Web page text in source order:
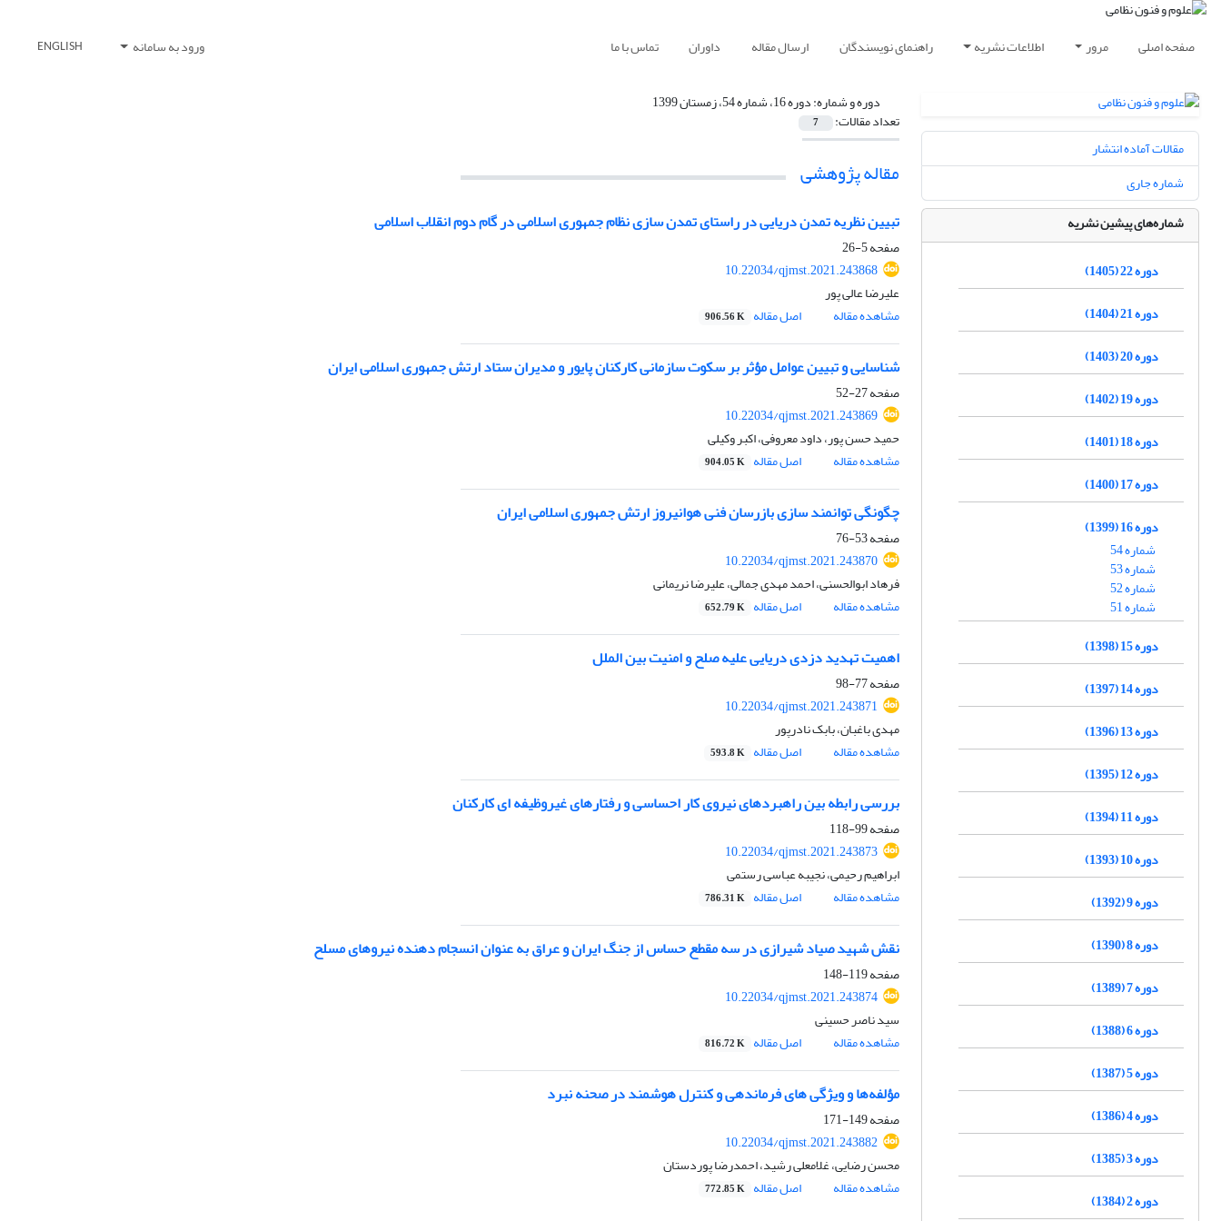
صفحه اصلی مرور اطلاعات نشریه راهنمای نویسندگان ارسال مقاله داوران تماس با ما ورود به سامانه ENGLISH
دوره و شماره:دوره 16، شماره 54، زمستان 1399
تعداد مقالات: 7
مقاله پژوهشی
تبیین نظریه تمدن دریایی در راستای تمدن سازی نظام جمهوری اسلامی در گام دوم انقلاب اسلامی
صفحه5-26
10.22034/qjmst.2021.243868
علیرضا عالی پور
مشاهده مقاله
اصل مقاله 906.56 K
شناسایی و تبیین عوامل مؤثر بر سکوت سازمانی کارکنان پایور و مدیران ستاد ارتش جمهوری اسلامی ایران
صفحه27-52
10.22034/qjmst.2021.243869
حمید حسن پور، داود معروفی، اکبر وکیلی
مشاهده مقاله
اصل مقاله 904.05 K
چگونگی توانمند سازی بازرسان فنی هوانیروز ارتش جمهوری اسلامی ایران
صفحه53-76
10.22034/qjmst.2021.243870
فرهاد ابوالحسنی، احمد مهدی جمالی، علیرضا نریمانی
مشاهده مقاله
اصل مقاله 652.79 K
اهمیت تهدید دزدی دریایی علیه صلح و امنیت بین الملل
صفحه77-98
10.22034/qjmst.2021.243871
مهدی باغبان، بابک نادرپور
مشاهده مقاله
اصل مقاله 593.8 K
بررسی رابطه بین راهبردهای نیروی کار احساسی و رفتارهای غیروظیفه ای کارکنان
صفحه99-118
10.22034/qjmst.2021.243873
ابراهیم رحیمی، نجیبه عباسی رستمی
مشاهده مقاله
اصل مقاله 786.31 K
نقش شهید صیاد شیرازی در سه مقطع حساس از جنگ ایران و عراق به عنوان انسجام دهنده نیروهای مسلح
صفحه119-148
10.22034/qjmst.2021.243874
سید ناصر حسینی
مشاهده مقاله
اصل مقاله 816.72 K
مؤلفه‌ها و ویژگی های فرماندهی و کنترل هوشمند در صحنه نبرد
صفحه149-171
10.22034/qjmst.2021.243882
محسن رضایی، غلامعلی رشید، احمدرضا پوردستان
مشاهده مقاله
اصل مقاله 772.85 K
مقالات آماده انتشار
شماره جاری
شماره‌های پیشین نشریه
دوره 22 (1405)
دوره 21 (1404)
دوره 20 (1403)
دوره 19 (1402)
دوره 18 (1401)
دوره 17 (1400)
دوره 16 (1399)
شماره 54
شماره 53
شماره 52
شماره 51
دوره 15 (1398)
دوره 14 (1397)
دوره 13 (1396)
دوره 12 (1395)
دوره 11 (1394)
دوره 10 (1393)
دوره 9 (1392)
دوره 8 (1390)
دوره 7 (1389)
دوره 6 (1388)
دوره 5 (1387)
دوره 4 (1386)
دوره 3 (1385)
دوره 2 (1384)